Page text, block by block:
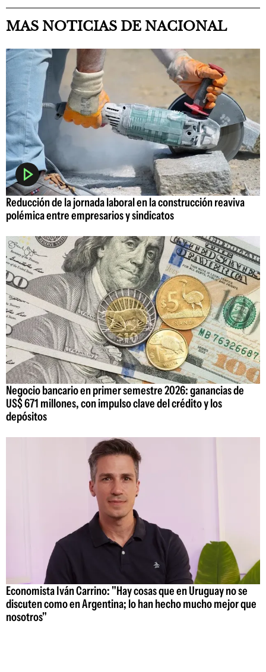
MAS NOTICIAS DE NACIONAL
Reducción de la jornada laboral en la construcción reaviva
polémica entre empresarios y sindicatos
Negocio bancario en primer semestre 2026: ganancias de
US$ 671 millones, con impulso clave del crédito y los
depósitos
Economista Iván Carrino: "Hay cosas que en Uruguay no se
discuten como en Argentina; lo han hecho mucho mejor que
nosotros"